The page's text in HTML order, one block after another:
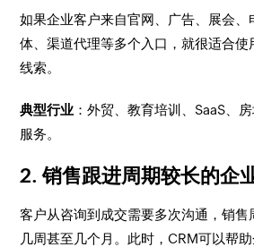
如果企业客户来自官网、广告、展会、
体、渠道代理等多个入口，就很适合使
线索。
典型行业 ：外贸、教育培训、SaaS、
服务。
2. 销售跟进周期较长的企
客户从咨询到成交需要多次沟通，销售
几周甚至几个月。此时，CRM可以帮